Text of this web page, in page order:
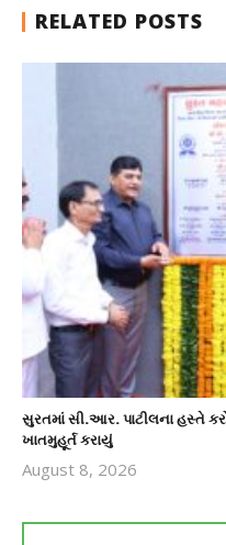
RELATED POSTS
સુરતમાં સી.આર. પાટીલના હસ્તે
ખાતમુહૂર્ત કરાયું
August 8, 2026